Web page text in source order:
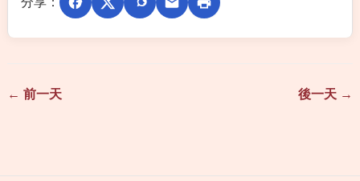
← 前一天 後一天 →